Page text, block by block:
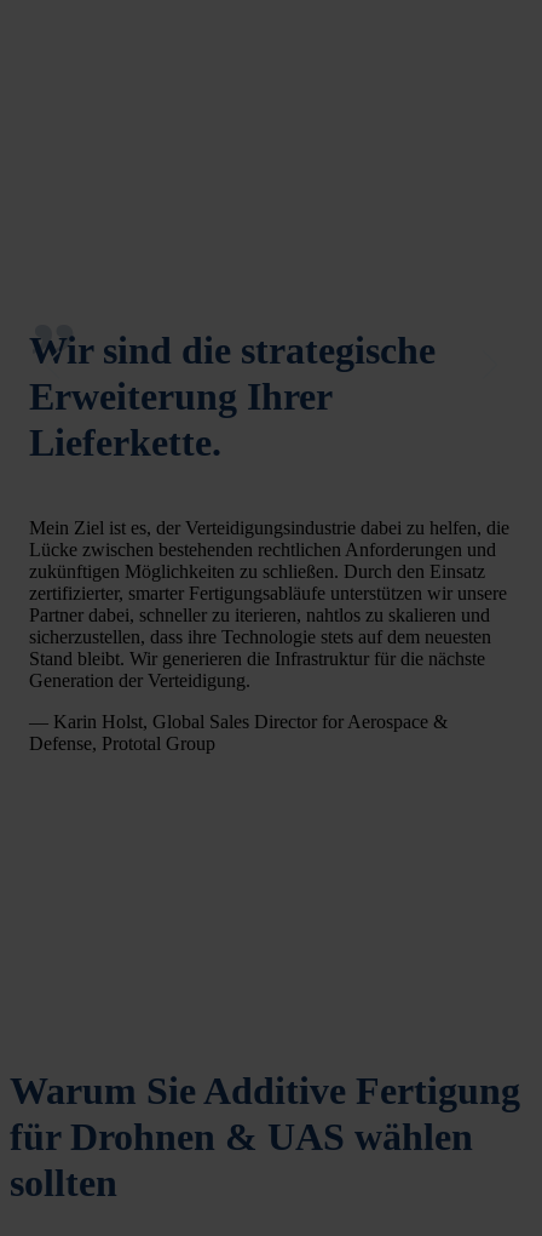
Wir sind die strategische
Erweiterung Ihrer
Lieferkette.
Mein Ziel ist es, der Verteidigungsindustrie dabei zu helfen, die
Lücke zwischen bestehenden rechtlichen Anforderungen und
zukünftigen Möglichkeiten zu schließen. Durch den Einsatz
zertifizierter, smarter Fertigungsabläufe unterstützen wir unsere
Partner dabei, schneller zu iterieren, nahtlos zu skalieren und
sicherzustellen, dass ihre Technologie stets auf dem neuesten
Stand bleibt. Wir generieren die Infrastruktur für die nächste
Generation der Verteidigung.
— Karin Holst, Global Sales Director for Aerospace &
Defense, Prototal Group
Warum Sie Additive Fertigung
für Drohnen & UAS wählen
sollten